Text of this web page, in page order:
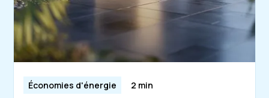
Économies d'énergie 2 min